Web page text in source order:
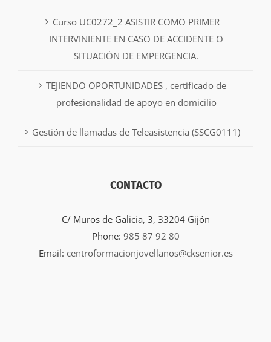
Curso UC0272_2 ASISTIR COMO PRIMER
INTERVINIENTE EN CASO DE ACCIDENTE O
SITUACIÓN DE EMPERGENCIA.
TEJIENDO OPORTUNIDADES , certificado de
profesionalidad de apoyo en domicilio
Gestión de llamadas de Teleasistencia (SSCG0111)
CONTACTO
C/ Muros de Galicia, 3, 33204 Gijón
Phone: 985 87 92 80
Email: centroformacionjovellanos@cksenior.es